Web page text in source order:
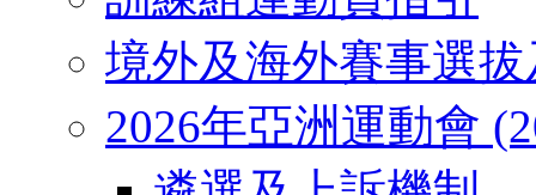
境外及海外賽事選
2026年亞洲運動會